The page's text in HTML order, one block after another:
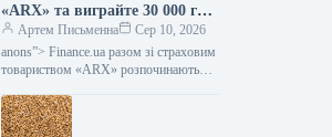
«ARX» та виграйте 30 000 грн
на пальне — Мінфін
Артем Письменна
Сер 10, 2026
anons”> Finance.ua разом зі страховим
товариством «ARX» розпочинають